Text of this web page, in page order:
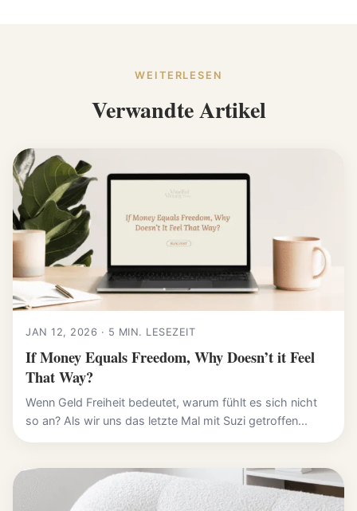
WEITERLESEN
Verwandte Artikel
JAN 12, 2026 · 5 MIN. LESEZEIT
If Money Equals Freedom, Why Doesn’t it Feel
That Way?
Wenn Geld Freiheit bedeutet, warum fühlt es sich nicht
so an? Als wir uns das letzte Mal mit Suzi getroffen...